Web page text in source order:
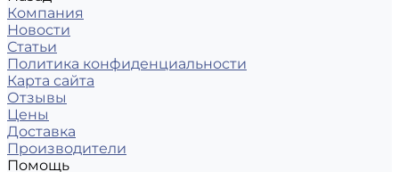
Компания
Новости
Статьи
Политика конфиденциальности
Карта сайта
Отзывы
Цены
Доставка
Производители
Помощь